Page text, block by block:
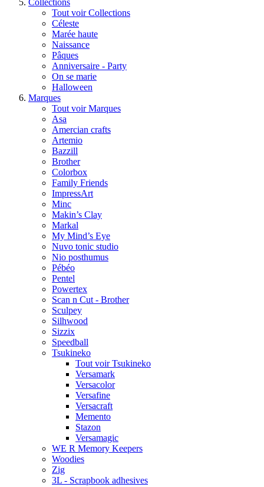
Collections
Tout voir Collections
Céleste
Marée haute
Naissance
Pâques
Anniversaire - Party
On se marie
Halloween
Marques
Tout voir Marques
Asa
Amercian crafts
Artemio
Bazzill
Brother
Colorbox
Family Friends
ImpressArt
Minc
Makin’s Clay
Markal
My Mind’s Eye
Nuvo tonic studio
Nio posthumus
Pébéo
Pentel
Powertex
Scan n Cut - Brother
Sculpey
Silhwood
Sizzix
Speedball
Tsukineko
Tout voir Tsukineko
Versamark
Versacolor
Versafine
Versacraft
Memento
Stazon
Versamagic
WE R Memory Keepers
Woodies
Zig
3L - Scrapbook adhesives